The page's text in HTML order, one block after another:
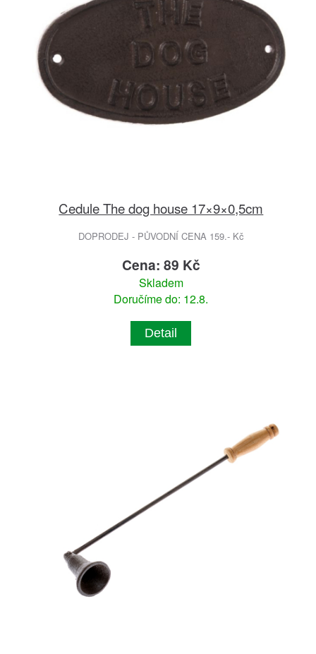
Cedule The dog house 17×9×0,5cm
DOPRODEJ - PŮVODNÍ CENA 159.- Kč
Cena: 89 Kč
Skladem
Doručíme do: 12.8.
Detail